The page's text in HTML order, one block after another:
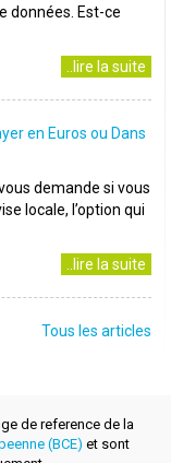
données. Est-ce
..lire la suite
en Euros ou Dans
demande si vous
locale, l’option qui
..lire la suite
Tous les articles
de reference de la
(BCE) et sont